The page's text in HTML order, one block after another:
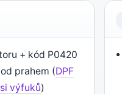
+ kód P0420
prahem (DPF
výfuků)